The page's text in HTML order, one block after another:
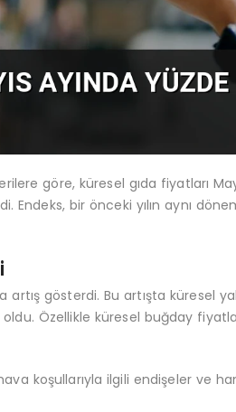
göre, küresel gıda fiyatları
Endeks, bir önceki yılın aynı
artış gösterdi. Bu artışta küresel
Özellikle küresel buğday
koşullarıyla ilgili endişeler ve